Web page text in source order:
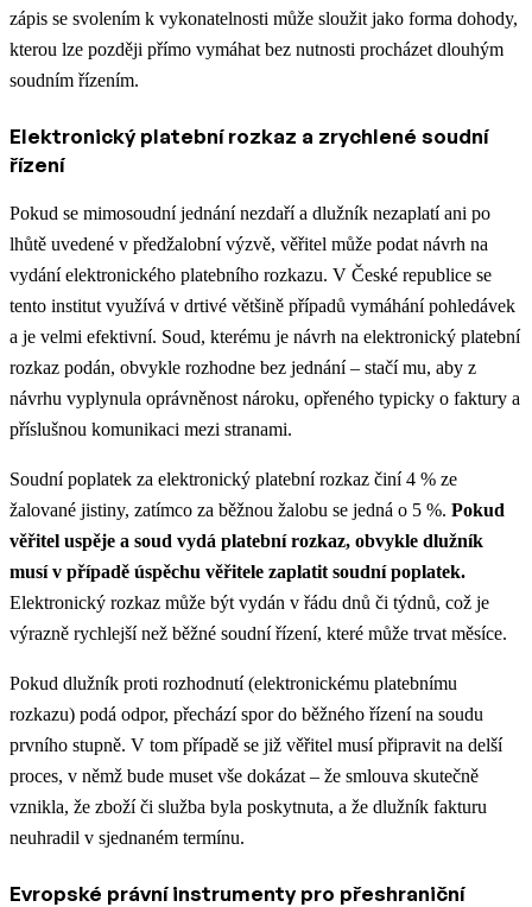
zápis se svolením k vykonatelnosti může sloužit jako forma dohody,
kterou lze později přímo vymáhat bez nutnosti procházet dlouhým
soudním řízením.
Elektronický platební rozkaz a zrychlené soudní
řízení
Pokud se mimosoudní jednání nezdaří a dlužník nezaplatí ani po
lhůtě uvedené v předžalobní výzvě, věřitel může podat návrh na
vydání elektronického platebního rozkazu. V České republice se
tento institut využívá v drtivé většině případů vymáhání pohledávek
a je velmi efektivní. Soud, kterému je návrh na elektronický platební
rozkaz podán, obvykle rozhodne bez jednání – stačí mu, aby z
návrhu vyplynula oprávněnost nároku, opřeného typicky o faktury a
příslušnou komunikaci mezi stranami.
Soudní poplatek za elektronický platební rozkaz činí 4 % ze
žalované jistiny, zatímco za běžnou žalobu se jedná o 5 %. Pokud
věřitel uspěje a soud vydá platební rozkaz, obvykle dlužník
musí v případě úspěchu věřitele zaplatit soudní poplatek.
Elektronický rozkaz může být vydán v řádu dnů či týdnů, což je
výrazně rychlejší než běžné soudní řízení, které může trvat měsíce.
Pokud dlužník proti rozhodnutí (elektronickému platebnímu
rozkazu) podá odpor, přechází spor do běžného řízení na soudu
prvního stupně. V tom případě se již věřitel musí připravit na delší
proces, v němž bude muset vše dokázat – že smlouva skutečně
vznikla, že zboží či služba byla poskytnuta, a že dlužník fakturu
neuhradil v sjednaném termínu.
Evropské právní instrumenty pro přeshraniční